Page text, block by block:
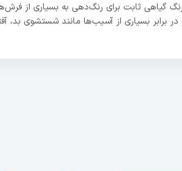
گیاهی ثابت برای رنگ‌دهی به بسیاری از
در برابر بسیاری از آسیب‌ها مانند شستشوی